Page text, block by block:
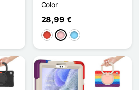
Color
28,99 €
Rot PinkHellblau